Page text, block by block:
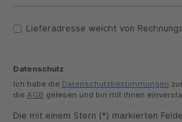
Lieferadresse weicht von
Datenschutz
Ich habe die Datenschutzbestimmungen
die AGB gelesen und bin mit ihnen
Die mit einem Stern (*) markierten